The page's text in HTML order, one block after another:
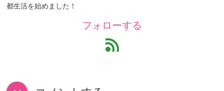
都生活を始めました！
フォローする
feed